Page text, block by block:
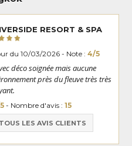
RESORT & SPA
du 10/03/2026 - Note : 4/5
déco soignée mais aucune
près du fleuve très très
- Nombre d'avis : 15
LES AVIS CLIENTS